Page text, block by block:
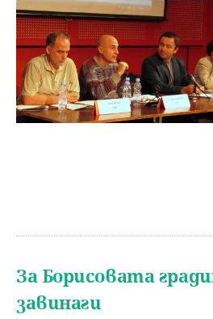
За Борисовата
завинаги